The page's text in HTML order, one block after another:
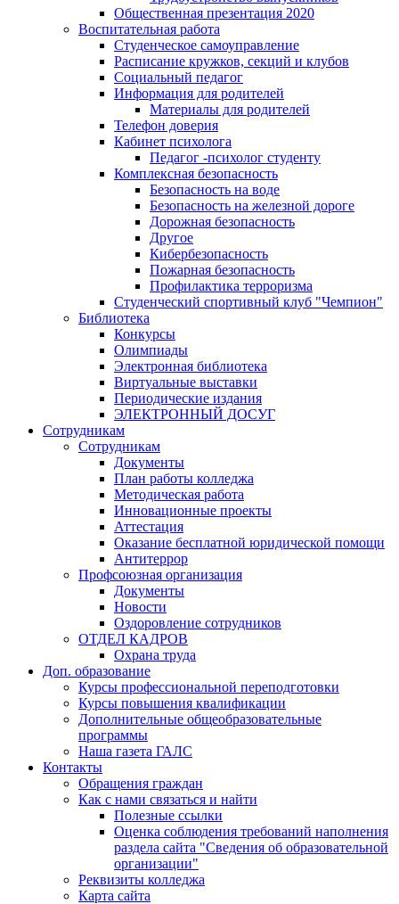
Общественная презентация 2020
Воспитательная работа
Студенческое самоуправление
Расписание кружков, секций и клубов
Социальный педагог
Информация для родителей
Материалы для родителей
Телефон доверия
Кабинет психолога
Педагог -психолог студенту
Комплексная безопасность
Безопасность на воде
Безопасность на железной дороге
Дорожная безопасность
Другое
Кибербезопасность
Пожарная безопасность
Профилактика терроризма
Студенческий спортивный клуб "Чемпион"
Библиотека
Конкурсы
Олимпиады
Электронная библиотека
Виртуальные выставки
Периодические издания
ЭЛЕКТРОННЫЙ ДОСУГ
Сотрудникам
Сотрудникам
Документы
План работы колледжа
Методическая работа
Инновационные проекты
Аттестация
Оказание бесплатной юридической помощи
Антитеррор
Профсоюзная организация
Документы
Новости
Оздоровление сотрудников
ОТДЕЛ КАДРОВ
Охрана труда
Доп. образование
Курсы профессиональной переподготовки
Курсы повышения квалификации
Дополнительные общеобразовательные
программы
Наша газета ГАЛС
Контакты
Обращения граждан
Как с нами связаться и найти
Полезные ссылки
Оценка соблюдения требований наполнения
раздела сайта "Сведения об образовательной
организации"
Реквизиты колледжа
Карта сайта